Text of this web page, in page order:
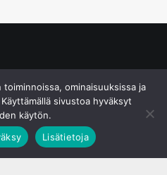
ominaisuuksissa ja
sivustoa hyväksyt
käytön.
Lisätietoja